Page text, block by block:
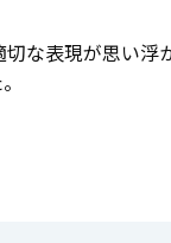
な表現が思い浮